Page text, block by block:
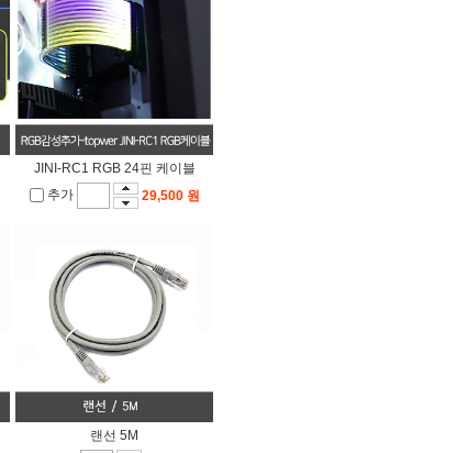
JINI-RC1 RGB 24핀 케이블
추가
29,500 원
랜선 5M